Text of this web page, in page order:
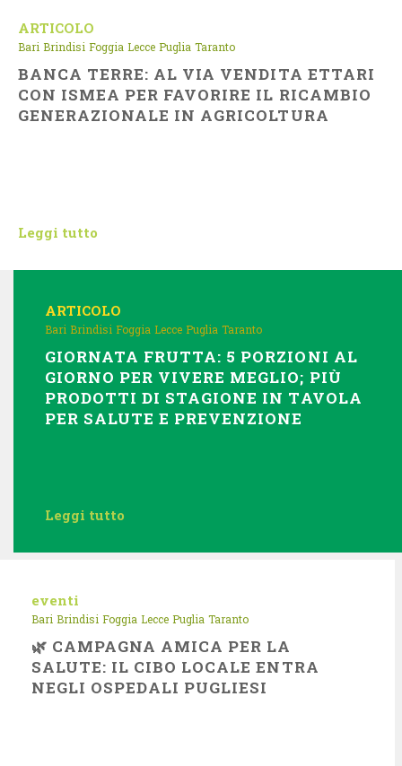
ARTICOLO
Bari Brindisi Foggia Lecce Puglia Taranto
BANCA TERRE: AL VIA VENDITA ETTARI
CON ISMEA PER FAVORIRE IL RICAMBIO
GENERAZIONALE IN AGRICOLTURA
Leggi tutto
ARTICOLO
Bari Brindisi Foggia Lecce Puglia Taranto
GIORNATA FRUTTA: 5 PORZIONI AL
GIORNO PER VIVERE MEGLIO; PIÙ
PRODOTTI DI STAGIONE IN TAVOLA
PER SALUTE E PREVENZIONE
Leggi tutto
eventi
Bari Brindisi Foggia Lecce Puglia Taranto
🌿 CAMPAGNA AMICA PER LA
SALUTE: IL CIBO LOCALE ENTRA
NEGLI OSPEDALI PUGLIESI